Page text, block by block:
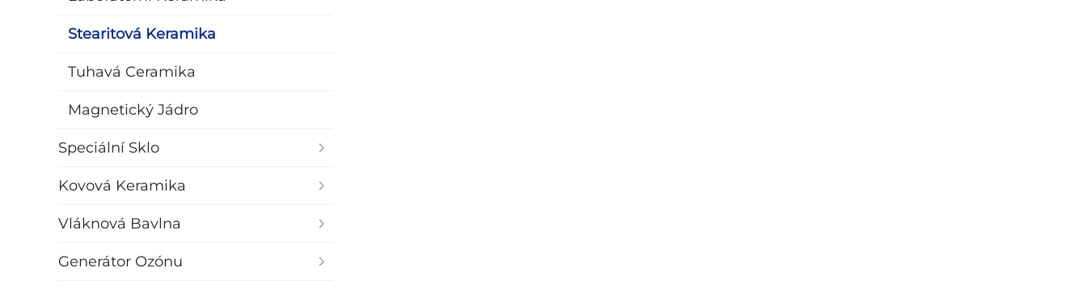
Stearitová Keramika
Tuhavá Ceramika
Magnetický Jádro
Speciální Sklo
Kovová Keramika
Vláknová Bavlna
Generátor Ozónu